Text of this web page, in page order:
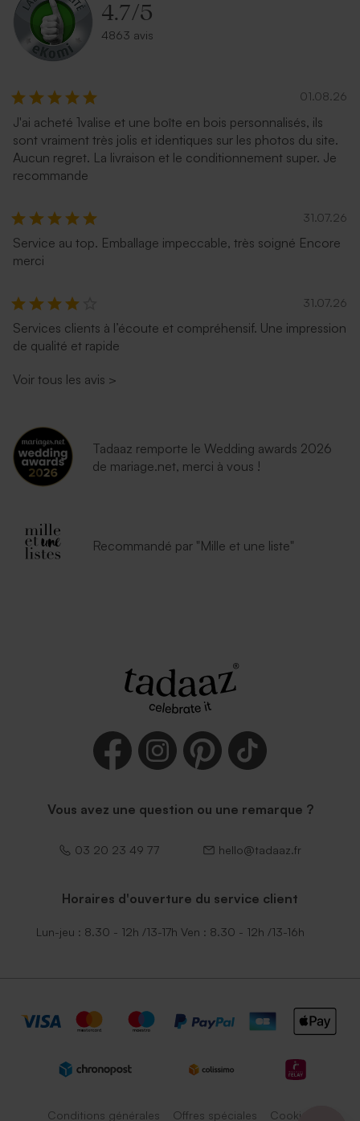
4.7/5
4863 avis
01.08.26
J'ai acheté 1valise et une boîte en bois personnalisés, ils
sont vraiment très jolis et identiques sur les photos du site.
Aucun regret. La livraison et le conditionnement super. Je
recommande
31.07.26
Service au top. Emballage impeccable, très soigné Encore
merci
31.07.26
Services clients à l’écoute et compréhensif. Une impression
de qualité et rapide
Voir tous les avis >
Tadaaz remporte le Wedding awards 2026
de mariage.net, merci à vous !
Recommandé par "Mille et une liste"
Vous avez une question ou une remarque ?
03 20 23 49 77 hello@tadaaz.fr
Horaires d'ouverture du service client
Lun-jeu : 8.30 - 12h /13-17h Ven : 8.30 - 12h /13-16h
Conditions générales Offres spéciales Cookies